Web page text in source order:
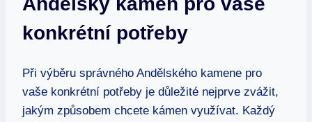
konkrétní potřeby
Při výběru správného Andělského kamene pro
vaše konkrétní potřeby je důležité nejprve zvážit,
jakým způsobem chcete kámen využívat. Každý